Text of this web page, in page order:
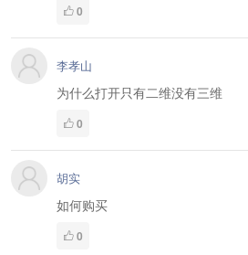
0
李孝山
为什么打开只有二维没有三维
0
胡实
如何购买
0